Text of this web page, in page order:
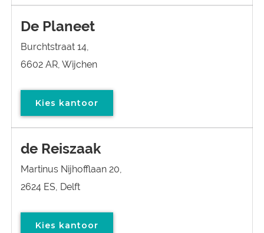
De Planeet
Burchtstraat 14,
6602 AR, Wijchen
Kies kantoor
de Reiszaak
Martinus Nijhofflaan 20,
2624 ES, Delft
Kies kantoor